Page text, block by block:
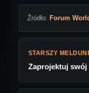
Źródło: Forum
STARSZY
Zaprojektuj swój